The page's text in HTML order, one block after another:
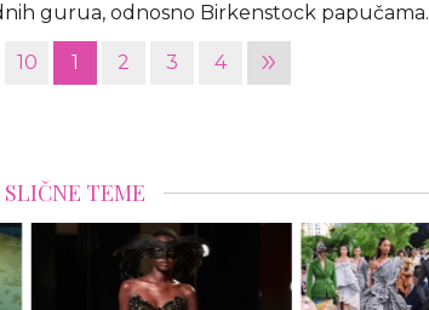
gurua, odnosno Birkenstock papučama.
10 1 2 3 4 »
SLIČNE TEME